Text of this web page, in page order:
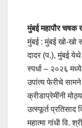
मुंबई महापौर चषक
मुंबई : मुंबई खो-खो
दादर (प.), मुंबई
स्पर्धा – २०२६
उपांत्य फेरीचे सामने
क्रीडाप्रेमींनी
उत्स्फूर्त प्रतिसाद
महात्मा गांधी वि.